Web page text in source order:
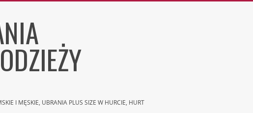
I MĘSKIE, UBRANIA PLUS SIZE W HURCIE, HURT